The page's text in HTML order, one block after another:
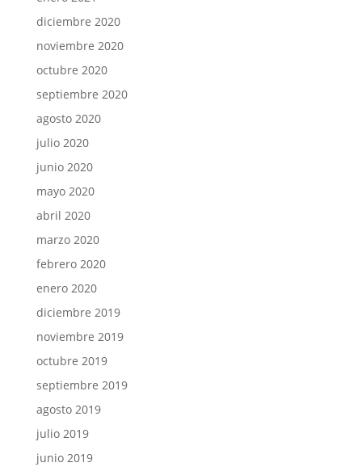
diciembre 2020
noviembre 2020
octubre 2020
septiembre 2020
agosto 2020
julio 2020
junio 2020
mayo 2020
abril 2020
marzo 2020
febrero 2020
enero 2020
diciembre 2019
noviembre 2019
octubre 2019
septiembre 2019
agosto 2019
julio 2019
junio 2019